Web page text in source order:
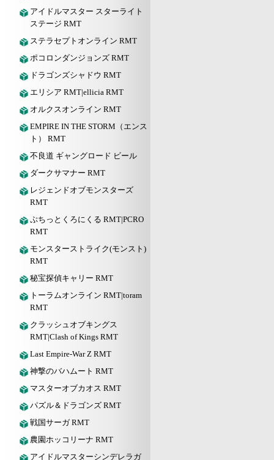
アイドルマスター スターライト
ステージ RMT
ステラセプトオンライン RMT
ポコロンダンジョンズ RMT
ドラゴンズシャドウ RMT
エリシア RMT|ellicia RMT
オルクスオンライン RMT
EMPIRE IN THE STORM（エンス
ト） RMT
不良道 ギャングロード ビール
ダークサマナー RMT
レジェンドオブモンスターズ
RMT
ぷちっとくろにくる RMT|PCRO
RMT
モンスターストライク(モンスト)
RMT
秘宝探偵キャリー RMT
トーラムオンライン RMT|toram
RMT
クラッシュオブキングス
RMT|Clash of Kings RMT
Last Empire-War Z RMT
神撃のバハムート RMT
マスターオブカオス RMT
パズル＆ドラゴンズ RMT
戦国サーガ RMT
農園ホッコリーナ RMT
アイドルマスターシンデレラガ